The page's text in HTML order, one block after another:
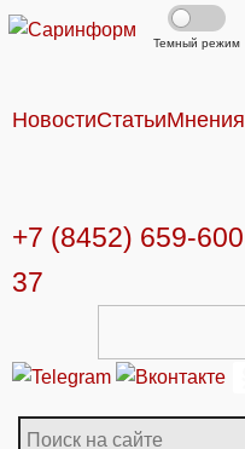
Темный режим
НовостиСтатьиМнения
+7 (8452) 659-600
37